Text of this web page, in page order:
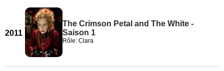
2011
The Crimson Petal and The White -
Saison 1
Rôle: Clara